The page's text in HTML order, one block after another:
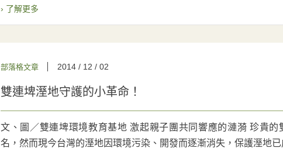
› 了解更多
部落格文章 2014 / 12 / 02
雙連埤溼地守護的小革命！
文、圖／雙連埤環境教育基地 激起親子團共同響應的漣漪 珍貴
名，然而現今台灣的溼地因環境污染、開發而逐漸消失，保護溼地已